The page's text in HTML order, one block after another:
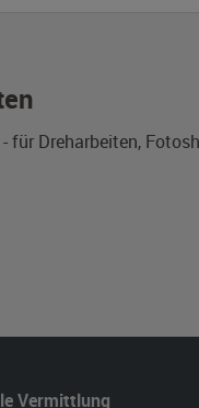
für Dreharbeiten,
Vermittlung